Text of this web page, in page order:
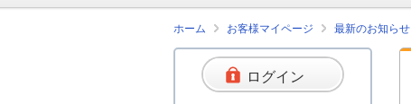
ホーム お客様マイページ 最新のお知らせ
ログイン